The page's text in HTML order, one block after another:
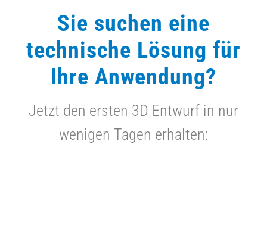
Sie suchen eine
technische Lösung für
Ihre Anwendung?
Jetzt den ersten 3D Entwurf in nur
wenigen Tagen erhalten: